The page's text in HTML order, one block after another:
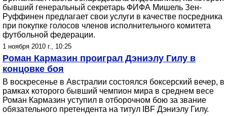
бывший генеральный секретарь ФИФА Мишель Зен-
Руффинен предлагает свои услуги в качестве посредника
при покупке голосов членов исполнительного комитета
футбольной федерации.
1 ноября 2010 г., 10:25
Роман Кармазин проиграл Дэниэлу Гилу в
концовке боя
В воскресенье в Австралии состоялся боксерский вечер, в
рамках которого бывший чемпион мира в среднем весе
Роман Кармазин уступил в отборочном бою за звание
обязательного претендента на титул IBF Дэниэлу Гилу.